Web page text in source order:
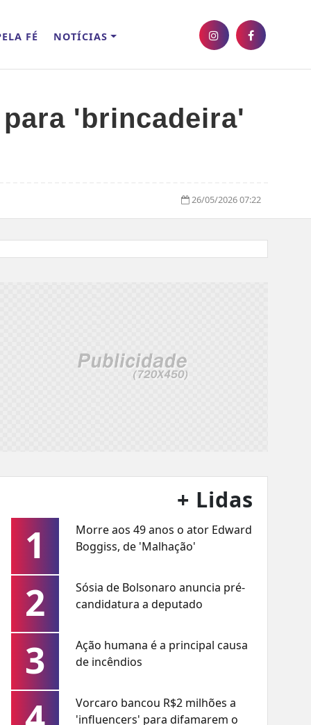
FÉ NOTÍCIAS
'brincadeira'
26/05/2026 07:22
+ Lidas
1
Morre aos 49 anos o ator Edward
Boggiss, de 'Malhação'
2
Sósia de Bolsonaro anuncia pré-
candidatura a deputado
3
Ação humana é a principal causa
de incêndios
Vorcaro bancou R$2 milhões a
'influencers' para difamarem o